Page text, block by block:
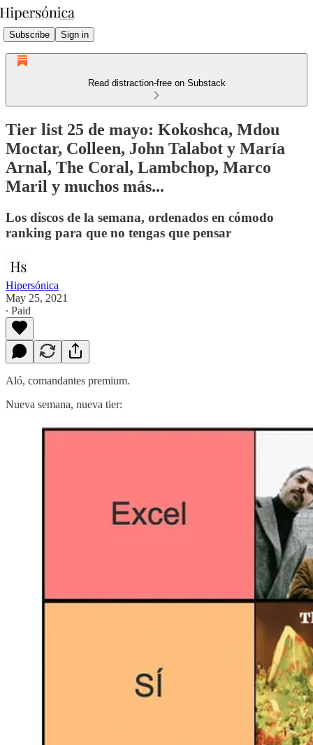
Subscribe Sign in
Read distraction-free on Substack
Tier list 25 de mayo: Kokoshca, Mdou
Moctar, Colleen, John Talabot y María
Arnal, The Coral, Lambchop, Marco
Maril y muchos más...
Los discos de la semana, ordenados en cómodo
ranking para que no tengas que pensar
Hipersónica
May 25, 2021
∙ Paid
Aló, comandantes premium.
Nueva semana, nueva tier: